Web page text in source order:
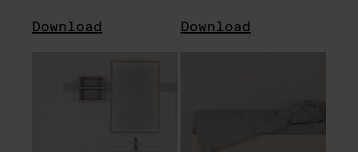
Download Download